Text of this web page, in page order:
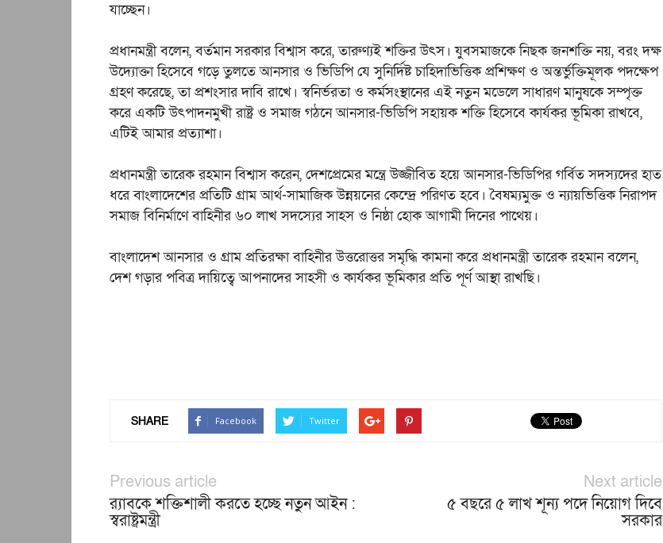
যাচ্ছেন।
প্রধানমন্ত্রী বলেন, বর্তমান সরকার বিশ্বাস করে, তারুণ্যই শক্তির উৎস। যুবসমাজকে নিছক জনশক্তি নয়, বরং দক্ষ
উদ্যোক্তা হিসেবে গড়ে তুলতে আনসার ও ভিডিপি যে সুনির্দিষ্ট চাহিদাভিত্তিক প্রশিক্ষণ ও অন্তর্ভুক্তিমূলক পদক্ষেপ
গ্রহণ করেছে, তা প্রশংসার দাবি রাখে। স্বনির্ভরতা ও কর্মসংস্থানের এই নতুন মডেলে সাধারণ মানুষকে সম্পৃক্ত
করে একটি উৎপাদনমুখী রাষ্ট্র ও সমাজ গঠনে আনসার-ভিডিপি সহায়ক শক্তি হিসেবে কার্যকর ভূমিকা রাখবে,
এটিই আমার প্রত্যাশা।
প্রধানমন্ত্রী তারেক রহমান বিশ্বাস করেন, দেশপ্রেমের মন্ত্রে উজ্জীবিত হয়ে আনসার-ভিডিপির গর্বিত সদস্যদের হাত
ধরে বাংলাদেশের প্রতিটি গ্রাম আর্থ-সামাজিক উন্নয়নের কেন্দ্রে পরিণত হবে। বৈষম্যমুক্ত ও ন্যায়ভিত্তিক নিরাপদ
সমাজ বিনির্মাণে বাহিনীর ৬০ লাখ সদস্যের সাহস ও নিষ্ঠা হোক আগামী দিনের পাথেয়।
বাংলাদেশ আনসার ও গ্রাম প্রতিরক্ষা বাহিনীর উত্তরোত্তর সমৃদ্ধি কামনা করে প্রধানমন্ত্রী তারেক রহমান বলেন,
দেশ গড়ার পবিত্র দায়িত্বে আপনাদের সাহসী ও কার্যকর ভূমিকার প্রতি পূর্ণ আস্থা রাখছি।
SHARE Facebook Twitter
Previous article
র‍্যাবকে শক্তিশালী করতে হচ্ছে নতুন আইন :
স্বরাষ্ট্রমন্ত্রী
Next article
৫ বছরে ৫ লাখ শূন্য পদে নিয়োগ দিবে
সরকার